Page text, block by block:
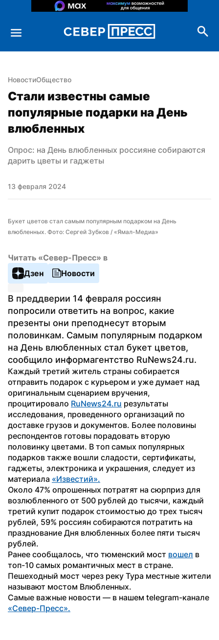
НовостиОбщество
Стали известны самые
популярные подарки на День
влюбленных
Опрос: на День влюбленных россияне собираются
дарить цветы и гаджеты
13 февраля 2024
Букет цветов стал самым популярным подарком на День
влюбленных. Фото: Сергей Зубков / «Ямал-Медиа»
Читать «Север-Пресс» в
Дзен
Новости
В преддверии 14 февраля россиян
попросили ответить на вопрос, какие
презенты они преподнесут вторым
половинкам. Самым популярным подарком
на День влюбленных стал букет цветов,
сообщило информагентство RuNews24.ru.
Каждый третий житель страны собирается
отправить подарок с курьером и уже думает над
оригинальным сценарием вручения,
процитировало RuNews24.ru результаты
исследования, проведенного организаций по
доставке грузов и документов. Более половины
респондентов готовы порадовать вторую
половинку цветами. В топ самых популярных
подарков также вошли сладости, сертификаты,
гаджеты, электроника и украшения, следует из
материала «Известий».
Около 47% опрошенных потратят на сюрприз для
возлюбленного от 500 рублей до тысячи, каждый
третий купит подарок стоимостью до трех тысяч
рублей, 59% россиян собираются потратить на
празднование Дня влюбленных более пяти тысяч
рублей.
Ранее сообщалось, что тюменский мост вошел в
топ-10 самых романтичных мест в стране.
Пешеходный мост через реку Тура местные жители
называют мостом Влюбленных.
«Север-Пресс».